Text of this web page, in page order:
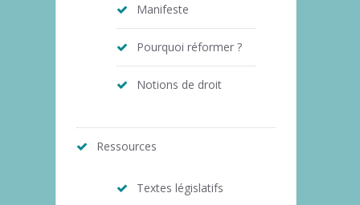
Manifeste
Pourquoi réformer ?
Notions de droit
Ressources
Textes législatifs